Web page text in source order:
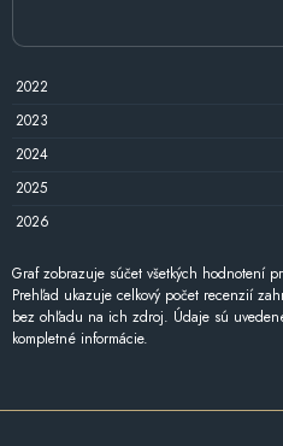
2022
2023
2024
2025
2026
Graf zobrazuje súčet všetkých hodnotení
Prehľad ukazuje celkový počet recenzií
bez ohľadu na ich zdroj. Údaje sú
kompletné informácie.